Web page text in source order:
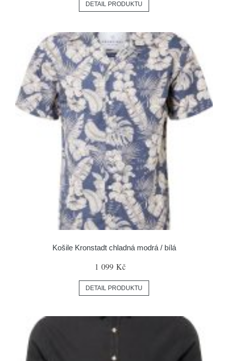
DETAIL PRODUKTU
Košile Kronstadt chladná modrá / bílá
1 099 Kč
DETAIL PRODUKTU